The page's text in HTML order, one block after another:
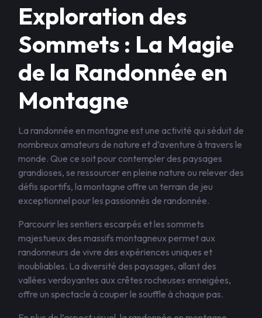
Exploration des
Sommets : La Magie
de la Randonnée en
Montagne
La randonnée en montagne est une activité qui séduit de
nombreux amateurs de nature et d’aventure à travers le
monde. Que ce soit pour contempler des paysages
grandioses, se ressourcer en pleine nature ou relever des
défis sportifs, la montagne offre un terrain de jeu
exceptionnel pour les passionnés de randonnée.
Parcourir les sentiers escarpés et les sommets
majestueux des massifs montagneux permet aux
randonneurs de vivre des expériences uniques et
inoubliables. La diversité des paysages, allant des
vallées verdoyantes aux crêtes rocheuses enneigées,
offre un spectacle à couper le souffle à chaque pas.